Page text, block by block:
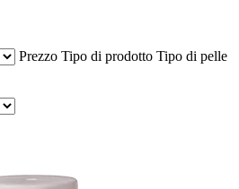
Prezzo Tipo di prodotto Tipo di pelle